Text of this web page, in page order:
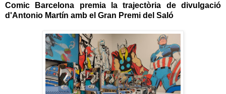
Comic Barcelona premia la trajectòria de divulgació
d'Antonio Martín amb el Gran Premi del Saló